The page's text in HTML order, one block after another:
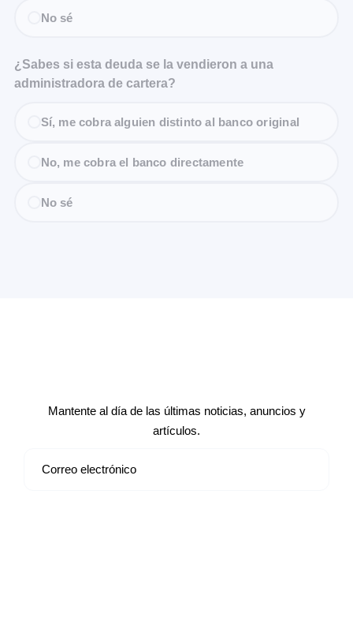
No sé
¿Sabes si esta deuda se la vendieron a una
administradora de cartera?
Sí, me cobra alguien distinto al banco original
No, me cobra el banco directamente
No sé
Mantente al día de las últimas noticias, anuncios y
artículos.